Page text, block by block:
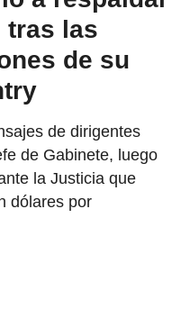
tras las
de su
de dirigentes
de Gabinete, luego
la Justicia que
dólares por